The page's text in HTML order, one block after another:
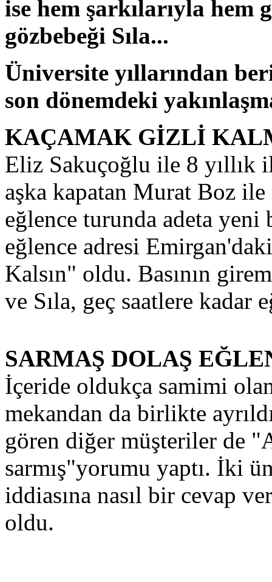
ise hem şarkılarıyla
gözbebeği Sıla...
Üniversite yıllarından
son dönemdeki
KAÇAMAK GİZLİ
Eliz Sakuçoğlu ile 8
aşka kapatan Murat Boz ile
eğlence turunda adeta
eğlence adresi
Kalsın" oldu. Basının
ve Sıla, geç saatlere kadar
SARMAŞ DOLAŞ
İçeride oldukça samimi
mekandan da birlikte
gören diğer müşteriler de
sarmış"yorumu yaptı. İki
iddiasına nasıl bir cevap
oldu.